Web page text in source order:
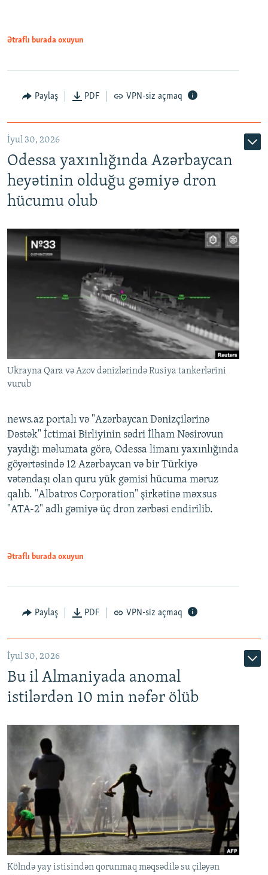
Ətraflı burada oxuyun
Paylaş PDF VPN-siz açmaq
İyul 30, 2026
Odessa yaxınlığında Azərbaycan
heyətinin olduğu gəmiyə dron
hücumu olub
Ukrayna Qara və Azov dənizlərində Rusiya tankerlərini
vurub
news.az portalı və "Azərbaycan Dənizçilərinə
Dəstək" İctimai Birliyinin sədri İlham Nəsirovun
yaydığı məlumata görə, Odessa limanı yaxınlığında
göyərtəsində 12 Azərbaycan və bir Türkiyə
vətəndaşı olan quru yük gəmisi hücuma məruz
qalıb. "Albatros Corporation" şirkətinə məxsus
"ATA-2" adlı gəmiyə üç dron zərbəsi endirilib.
Ətraflı burada oxuyun
Paylaş PDF VPN-siz açmaq
İyul 30, 2026
Bu il Almaniyada anomal
istilərdən 10 min nəfər ölüb
Kölndə yay istisindən qorunmaq məqsədilə su çiləyən